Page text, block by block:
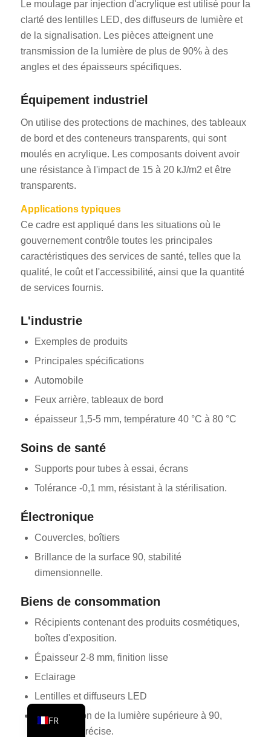
Le moulage par injection d'acrylique est utilisé pour la
clarté des lentilles LED, des diffuseurs de lumière et
de la signalisation. Les pièces atteignent une
transmission de la lumière de plus de 90% à des
angles et des épaisseurs spécifiques.
Équipement industriel
On utilise des protections de machines, des tableaux
de bord et des conteneurs transparents, qui sont
moulés en acrylique. Les composants doivent avoir
une résistance à l'impact de 15 à 20 kJ/m2 et être
transparents.
Applications typiques
Ce cadre est appliqué dans les situations où le
gouvernement contrôle toutes les principales
caractéristiques des services de santé, telles que la
qualité, le coût et l'accessibilité, ainsi que la quantité
de services fournis.
L'industrie
Exemples de produits
Principales spécifications
Automobile
Feux arrière, tableaux de bord
épaisseur 1,5-5 mm, température 40 °C à 80 °C
Soins de santé
Supports pour tubes à essai, écrans
Tolérance -0,1 mm, résistant à la stérilisation.
Électronique
Couvercles, boîtiers
Brillance de la surface 90, stabilité
dimensionnelle.
Biens de consommation
Récipients contenant des produits cosmétiques,
boîtes d'exposition.
Épaisseur 2-8 mm, finition lisse
Eclairage
Lentilles et diffuseurs LED
Transmission de la lumière supérieure à 90,
géométrie précise.
FR
EN
IT
DE
RU
NL
PL
AR
ES
JA
FI
NB
EL
SV
HU
RO